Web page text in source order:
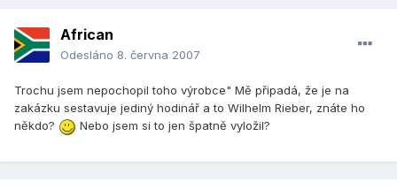
African
Odesláno 8. června 2007
Trochu jsem nepochopil toho výrobce" Mě připadá, že je na
zakázku sestavuje jediný hodinář a to Wilhelm Rieber, znáte ho
někdo?
Nebo jsem si to jen špatně vyložil?